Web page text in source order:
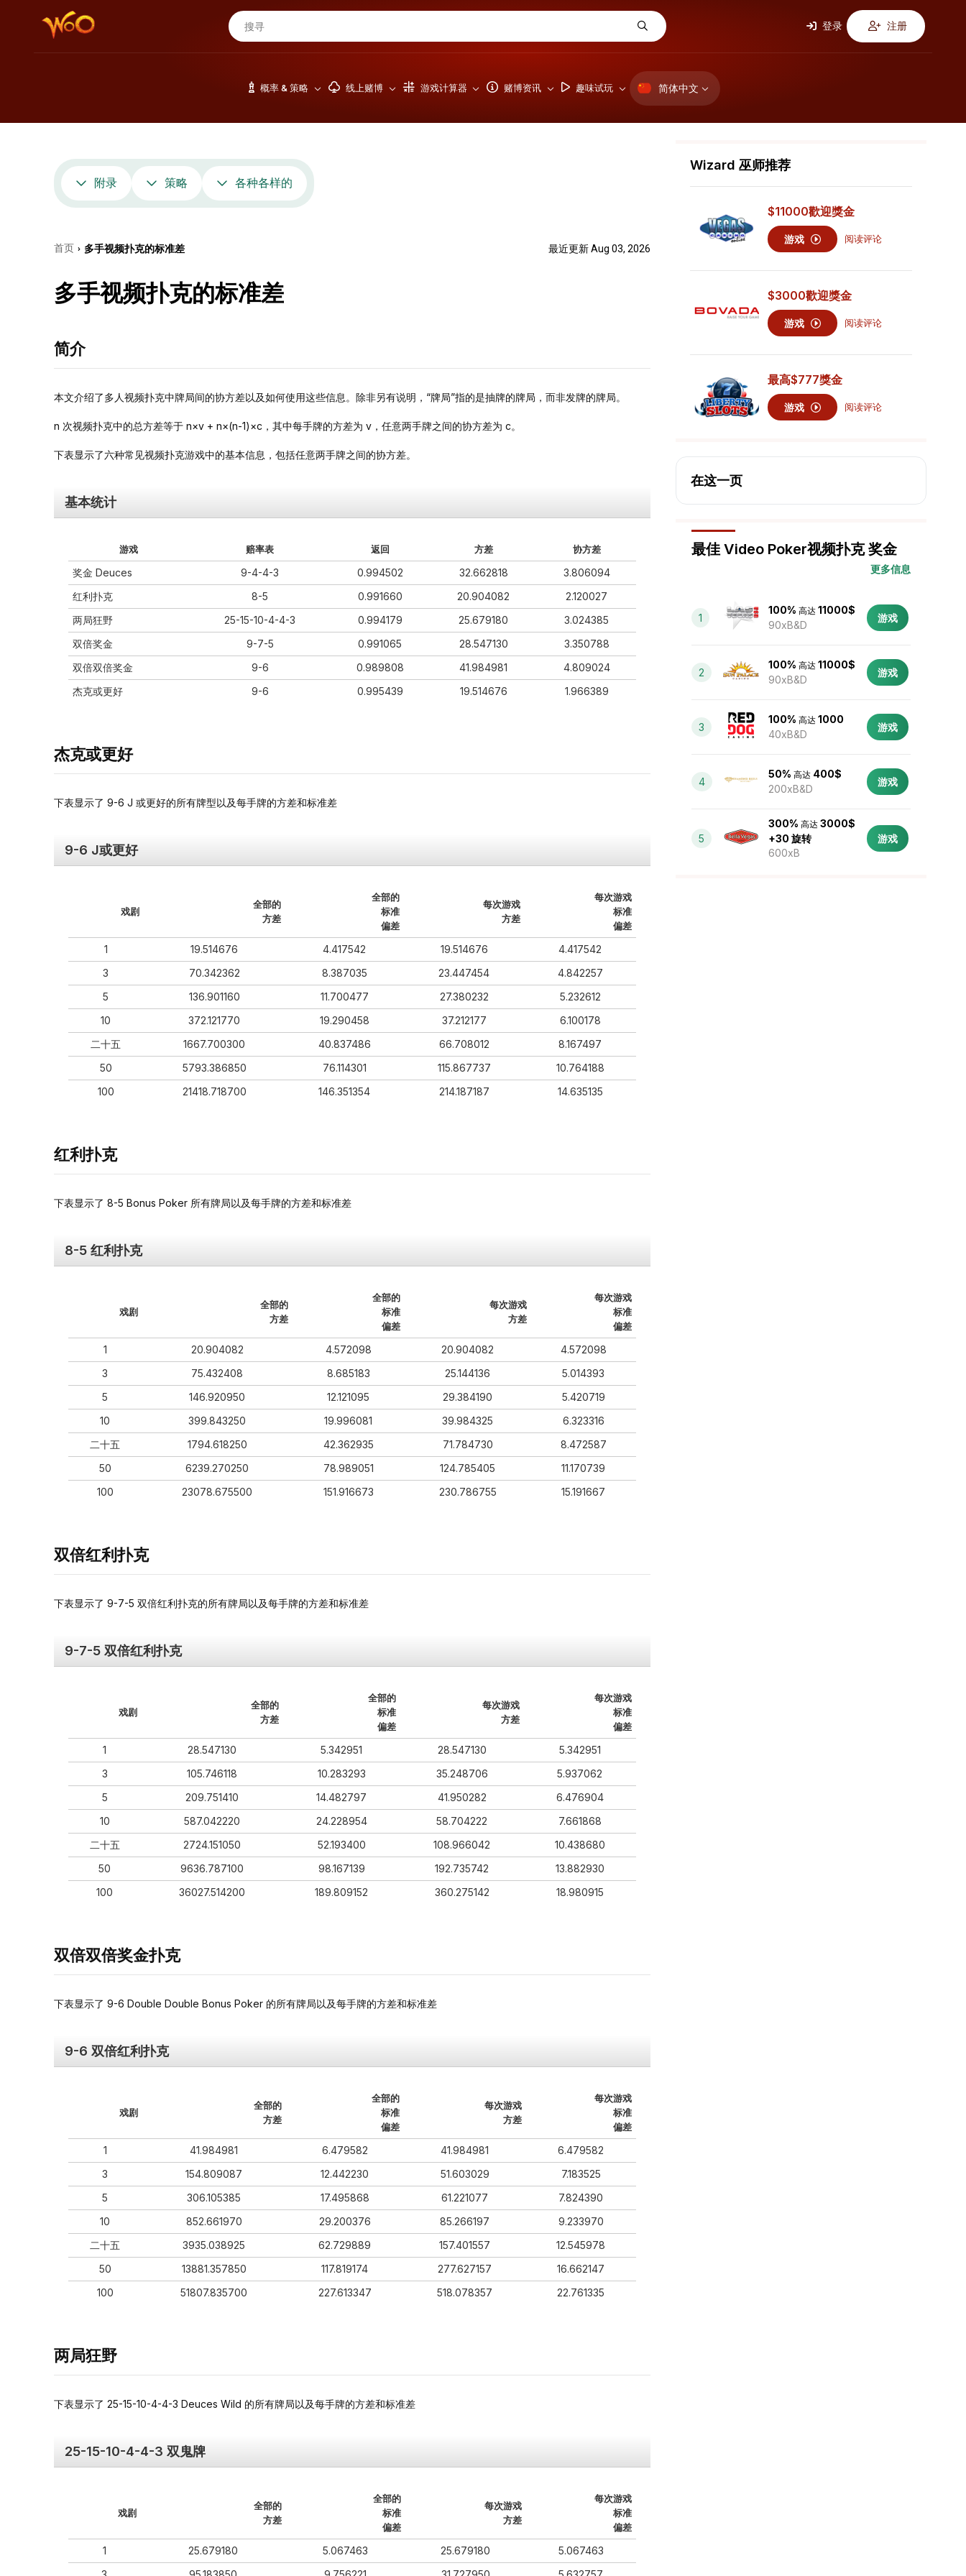
登录 注册
概率 & 策略 线上赌博 游戏计算器 赌博资讯 趣味试玩 简体中文
附录 策略 各种各样的
首页 › 多手视频扑克的标准差 最近更新 Aug 03, 2026
多手视频扑克的标准差
简介
本文介绍了多人视频扑克中牌局间的协方差以及如何使用这些信息。除非另有说明，“牌局”指的是抽牌的牌局，而非发牌的牌局。
n 次视频扑克中的总方差等于 n×v + n×(n-1)×c，其中每手牌的方差为 v，任意两手牌之间的协方差为 c。
下表显示了六种常见视频扑克游戏中的基本信息，包括任意两手牌之间的协方差。
基本统计
游戏 赔率表 返回 方差 协方差
奖金 Deuces 9-4-4-3 0.994502 32.662818
3.806094
红利扑克
8-5 0.991660 20.904082
2.120027
两局狂野
25-15-10-4-4-3 0.994179 25.679180
3.024385
双倍奖金
9-7-5 0.991065 28.547130
3.350788
双倍双倍奖金
9-6 0.989808 41.984981
4.809024
杰克或更好
9-6 0.995439 19.514676 1.966389
杰克或更好
下表显示了 9-6 J 或更好的所有牌型以及每手牌的方差和标准差
9-6 J或更好
戏剧
全部的
方差
全部的
标准
偏差
每次游戏
方差
每次游戏
标准
偏差
1 19.514676 4.417542 19.514676
4.417542
3
70.342362 8.387035 23.447454
4.842257
5
136.901160 11.700477 27.380232
5.232612
10
372.121770 19.290458 37.212177
6.100178
二十五
1667.700300 40.837486 66.708012
8.167497
50
5793.386850 76.114301 115.867737
10.764188
100
21418.718700 146.351354 214.187187 14.635135
红利扑克
下表显示了 8-5 Bonus Poker 所有牌局以及每手牌的方差和标准差
8-5 红利扑克
戏剧
全部的
方差
全部的
标准
偏差
每次游戏
方差
每次游戏
标准
偏差
1 20.904082 4.572098 20.904082
4.572098
3
75.432408 8.685183 25.144136
5.014393
5
146.920950 12.121095 29.384190
5.420719
10
399.843250 19.996081 39.984325
6.323316
二十五
1794.618250 42.362935 71.784730
8.472587
50
6239.270250 78.989051 124.785405
11.170739
100
23078.675500 151.916673 230.786755 15.191667
双倍红利扑克
下表显示了 9-7-5 双倍红利扑克的所有牌局以及每手牌的方差和标准差
9-7-5 双倍红利扑克
戏剧
全部的
方差
全部的
标准
偏差
每次游戏
方差
每次游戏
标准
偏差
1 28.547130 5.342951 28.547130
5.342951
3
105.746118 10.283293 35.248706
5.937062
5
209.751410 14.482797 41.950282
6.476904
10
587.042220 24.228954 58.704222
7.661868
二十五
2724.151050 52.193400 108.966042
10.438680
50
9636.787100 98.167139 192.735742
13.882930
100
36027.514200 189.809152 360.275142 18.980915
双倍双倍奖金扑克
下表显示了 9-6 Double Double Bonus Poker 的所有牌局以及每手牌的方差和标准差
9-6 双倍红利扑克
戏剧
全部的
方差
全部的
标准
偏差
每次游戏
方差
每次游戏
标准
偏差
1 41.984981 6.479582 41.984981
6.479582
3
154.809087 12.442230 51.603029
7.183525
5
306.105385 17.495868 61.221077
7.824390
10
852.661970 29.200376 85.266197
9.233970
二十五
3935.038925 62.729889 157.401557
12.545978
50
13881.357850 117.819174 277.627157
16.662147
100
51807.835700 227.613347 518.078357 22.761335
两局狂野
下表显示了 25-15-10-4-4-3 Deuces Wild 的所有牌局以及每手牌的方差和标准差
25-15-10-4-4-3 双鬼牌
戏剧
全部的
方差
全部的
标准
偏差
每次游戏
方差
每次游戏
标准
偏差
1 25.679180 5.067463 25.679180
5.067463
Wizard 巫师推荐
$11000歡迎獎金
游戏 阅读评论
$3000歡迎獎金
游戏 阅读评论
最高$777獎金
游戏 阅读评论
在这一页
最佳 Video Poker视频扑克 奖金
更多信息
1
100% 高达 11000$
90xB&D
游戏
2
100% 高达 11000$
90xB&D
游戏
3
100% 高达 1000
40xB&D
游戏
4
50% 高达 400$
200xB&D
游戏
5
300% 高达 3000$
+30 旋转
600xB
游戏